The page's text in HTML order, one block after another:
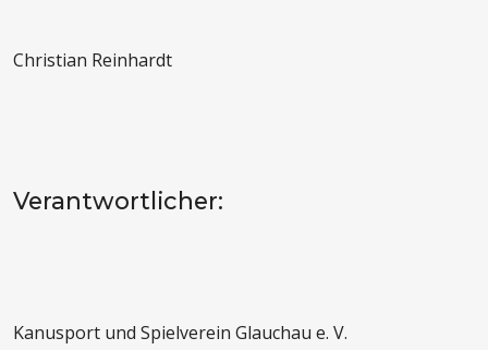
Christian Reinhardt
Verantwortlicher:
Kanusport und Spielverein Glauchau e. V.